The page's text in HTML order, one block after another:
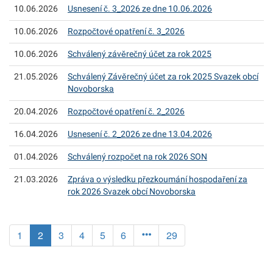
10.06.2026 Usnesení č. 3_2026 ze dne 10.06.2026
10.06.2026 Rozpočtové opatření č. 3_2026
10.06.2026 Schválený závěrečný účet za rok 2025
21.05.2026
Schválený Závěrečný účet za rok 2025 Svazek obcí
Novoborska
20.04.2026 Rozpočtové opatření č. 2_2026
16.04.2026 Usnesení č. 2_2026 ze dne 13.04.2026
01.04.2026 Schválený rozpočet na rok 2026 SON
21.03.2026
Zpráva o výsledku přezkoumání hospodaření za
rok 2026 Svazek obcí Novoborska
1 2(aktuální)
3 4 5 6 29